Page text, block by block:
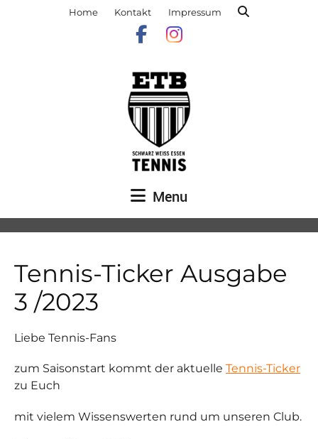
Home Kontakt Impressum
Menu
Tennis-Ticker Ausgabe
3 /2023
Liebe Tennis-Fans
zum Saisonstart kommt der aktuelle Tennis-Ticker
zu Euch
mit vielem Wissenswerten rund um unseren Club.